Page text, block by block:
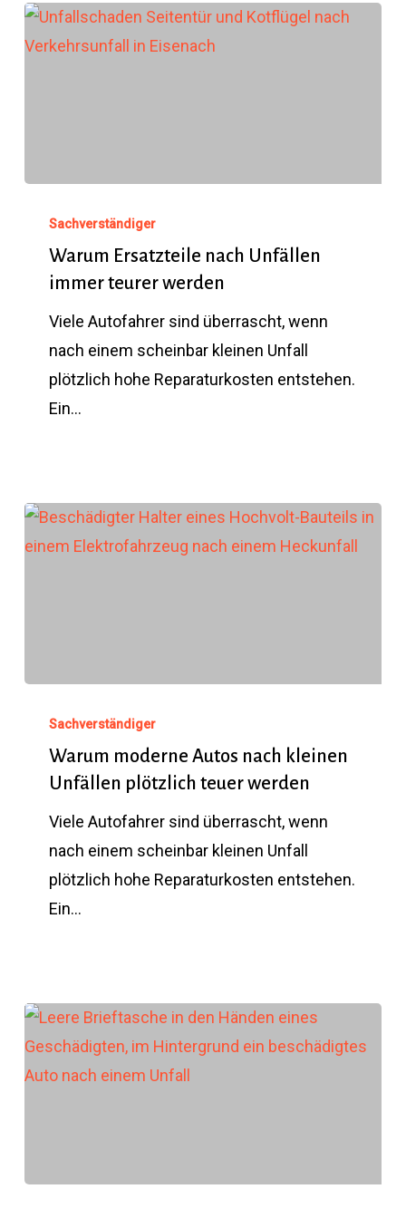
Versicherungsdatendes
Unfallverursachers
Fahrzeug für die Begutachtung verfügbar
Ersatzteile
nach
Unfällen
immer
werden
Sachverständiger
Warum Ersatzteile nach Unfällen
immer teurer werden
Viele Autofahrer sind überrascht, wenn
nach einem scheinbar kleinen Unfall
plötzlich hohe Reparaturkosten entstehen.
Ein…
moderne
Autos
nach
kleinen
Unfällen
plötzlich
teuer
Sachverständiger
Warum moderne Autos nach kleinen
Unfällen plötzlich teuer werden
Viele Autofahrer sind überrascht, wenn
nach einem scheinbar kleinen Unfall
plötzlich hohe Reparaturkosten entstehen.
Ein…